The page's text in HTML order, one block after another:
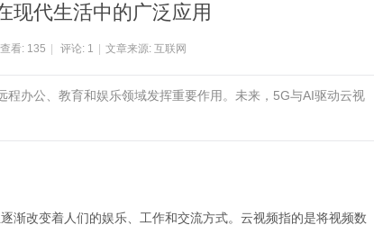
现代生活中的广泛应用
查看: 135 评论: 1 文章来源: 互联网
办公、教育和娱乐领域发挥重要作用。未来，5G与AI驱动云视
渐改变着人们的娱乐、工作和交流方式。云视频指的是将视频数